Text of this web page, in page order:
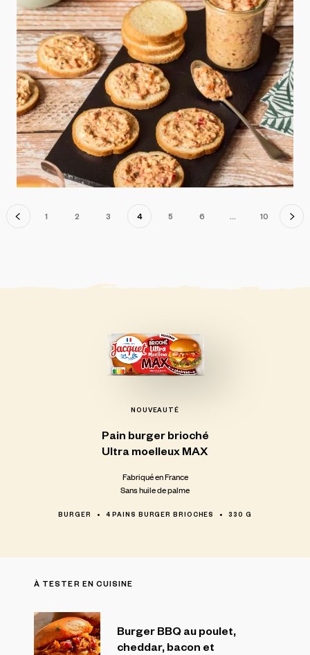
des
1 2 3 4 5 6 … 10
NOUVEAUTÉ
Pain burger brioché
UltramoelleuxMAX
Fabriqué en France
Sans huile de palme
BURGER 4 PAINS BURGER BRIOCHES 330 G
À TESTER EN CUISINE
Burger BBQ au poulet,
cheddar, bacon et